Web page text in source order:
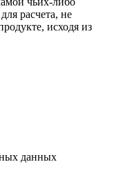
расчета, не
исходя из
данных